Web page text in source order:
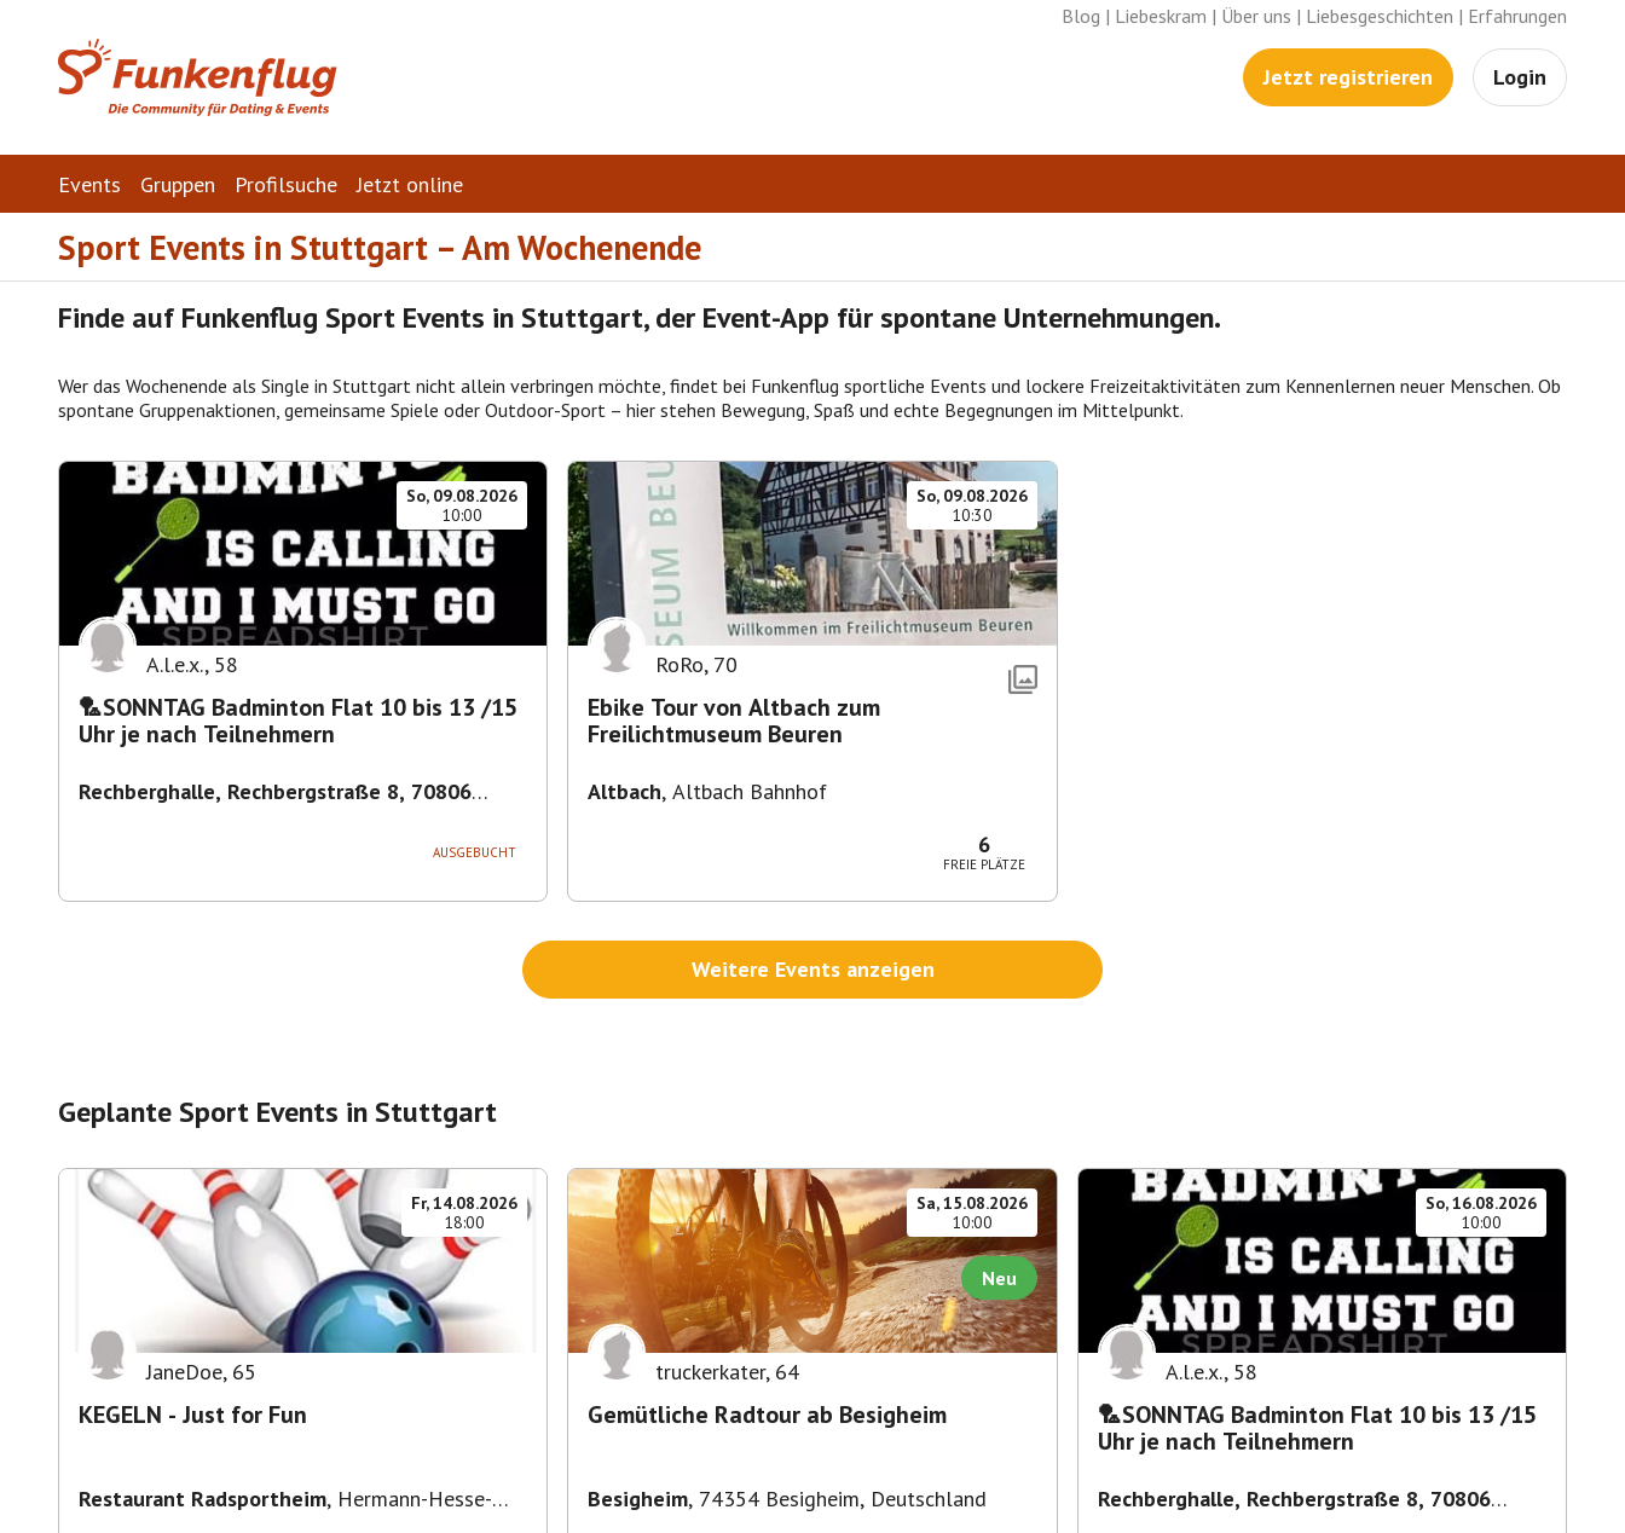
Jetzt registrieren Login
Blog | Liebeskram | Über uns | Liebesgeschichten | Erfahrungen
Events Gruppen Profilsuche Jetzt online
Sport Events in Stuttgart – Am Wochenende
Finde auf Funkenflug Sport Events in Stuttgart, der Event-App für spontane Unternehmungen.
Wer das Wochenende als Single in Stuttgart nicht allein verbringen möchte, findet bei Funkenflug sportliche Events und lockere Freizeitaktivitäten zum Kennenlernen neuer Menschen. Ob
spontane Gruppenaktionen, gemeinsame Spiele oder Outdoor-Sport – hier stehen Bewegung, Spaß und echte Begegnungen im Mittelpunkt.
So, 09.08.2026
10:00
A.l.e.x., 58
🏸SONNTAG Badminton Flat 10 bis 13 /15
Uhr je nach Teilnehmern
Rechberghalle, Rechbergstraße 8, 70806
AUSGEBUCHT
So, 09.08.2026
10:30
RoRo, 70
Ebike Tour von Altbach zum
Freilichtmuseum Beuren
Altbach,Altbach Bahnhof
6
FREIE PLÄTZE
Weitere Events anzeigen
GeplanteSport Events in Stuttgart
Fr, 14.08.2026
18:00
JaneDoe, 65
KEGELN - Just for Fun
Restaurant Radsportheim, Hermann-Hesse-
Sa, 15.08.2026
10:00
Neu
truckerkater, 64
Gemütliche Radtour ab Besigheim
Besigheim, 74354 Besigheim, Deutschland
So, 16.08.2026
10:00
A.l.e.x., 58
🏸SONNTAG Badminton Flat 10 bis 13 /15
Uhr je nach Teilnehmern
Rechberghalle, Rechbergstraße 8, 70806